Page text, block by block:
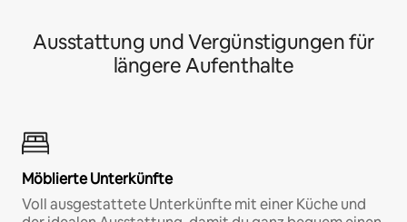
Ausstattung und Vergünstigungen für
längere Aufenthalte
Möblierte Unterkünfte
Voll ausgestattete Unterkünfte mit einer Küche und